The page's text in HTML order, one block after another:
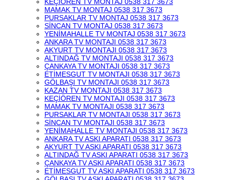
MAMAK TV MONTAJ 0538 317 3673
PURSAKLAR TV MONTAJ 0538 317 3673
SİNCAN TV MONTAJ 0538 317 3673
YENİMAHALLE TV MONTAJ 0538 317 3673
ANKARA TV MONTAJI 0538 317 3673
AKYURT TV MONTAJI 0538 317 3673
ALTINDAĞ TV MONTAJI 0538 317 3673
ÇANKAYA TV MONTAJI 0538 317 3673
ETİMESGUT TV MONTAJI 0538 317 3673
GÖLBAŞI TV MONTAJI 0538 317 3673
KAZAN TV MONTAJI 0538 317 3673
KEÇİÖREN TV MONTAJI 0538 317 3673
MAMAK TV MONTAJI 0538 317 3673
PURSAKLAR TV MONTAJI 0538 317 3673
SİNCAN TV MONTAJI 0538 317 3673
YENİMAHALLE TV MONTAJI 0538 317 3673
ANKARA TV ASKI APARATI 0538 317 3673
AKYURT TV ASKI APARATI 0538 317 3673
ALTINDAĞ TV ASKI APARATI 0538 317 3673
ÇANKAYA TV ASKI APARATI 0538 317 3673
ETİMESGUT TV ASKI APARATI 0538 317 3673